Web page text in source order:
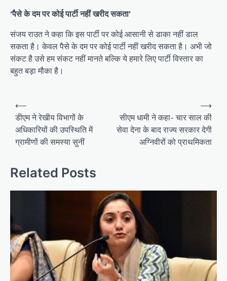
‘पैसे के दम पर कोई पार्टी नहीं खरीद सकता’
संजय राउत ने कहा कि इस पार्टी पर कोई आसानी से डाका नहीं डाल
सकता है। केवल पैसे के दम पर कोई पार्टी नहीं खरीद सकता है। अभी जो
संकट है उसे हम संकट नहीं मानते बल्कि ये हमारे लिए पार्टी विस्तार का
बहुत बड़ा मौका है।
o
n
a
v
i
g
a
t
⟵
डीएम ने रेखीय विभागों के
अधिकारियों की उपस्थिति में
ग्रामीणों की समस्या सुनीं
सीएम धामी ने कहा- चार साल की
सेवा देना के बाद राज्य सरकार देगी
अग्निवीरों को प्राथमिकता
⟶
Related Posts